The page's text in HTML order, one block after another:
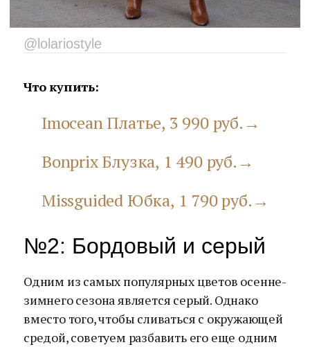
@lolariostyle
Что купить:
Imocean Платье, 3 990 руб.→
Bonprix Блузка, 1 490 руб.→
Missguided Юбка, 1 790 руб.→
№2: Бордовый и серый
Одним из самых популярных цветов осенне-
зимнего сезона является серый. Однако
вместо того, чтобы сливаться с окружающей
средой, советуем разбавить его еще одним